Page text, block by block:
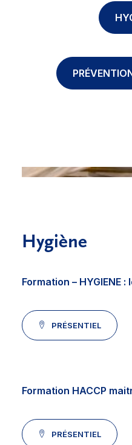
Hygiène
Formation – HYGIENE
PRÉSENTIEL
Formation HACCP
PRÉSENTIEL